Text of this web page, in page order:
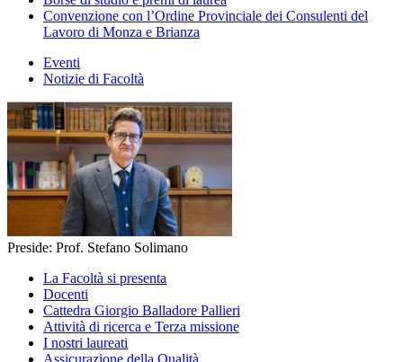
Convenzione con l’Ordine Provinciale dei Consulenti del
Lavoro di Monza e Brianza
Eventi
Notizie di Facoltà
Preside: Prof. Stefano Solimano
La Facoltà si presenta
Docenti
Cattedra Giorgio Balladore Pallieri
Attività di ricerca e Terza missione
I nostri laureati
Assicurazione della Qualità